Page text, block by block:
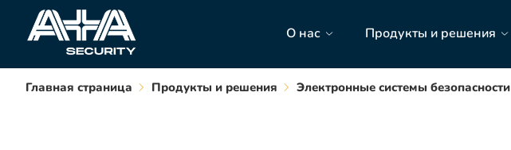
О нас Продукты и решения
Главная страница Продукты и решения Электронные системы безопасности